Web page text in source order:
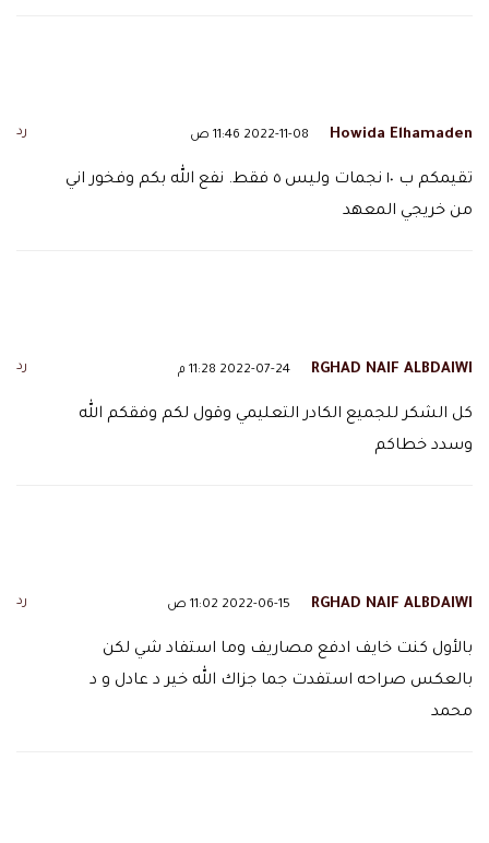
Howida Elhamaden 2022-11-08 11:46 ص رد
تقيمكم ب ١٠ نجمات وليس ٥ فقط. نفع الله بكم وفخور اني
من خريجي المعهد
RGHAD NAIF ALBDAIWI 2022-07-24 11:28 م رد
كل الشكر للجميع الكادر التعليمي وقول لكم وفقكم الله
وسدد خطاكم
RGHAD NAIF ALBDAIWI 2022-06-15 11:02 ص رد
بالأول كنت خايف ادفع مصاريف وما استفاد شي لكن
بالعكس صراحه استفدت جما جزاك الله خير د عادل و د
محمد